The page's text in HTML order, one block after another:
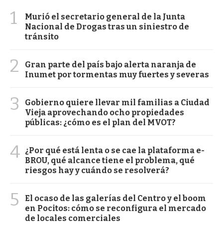
1
Murió el secretario general de la Junta
Nacional de Drogas tras un siniestro de
tránsito
2
Gran parte del país bajo alerta naranja de
Inumet por tormentas muy fuertes y severas
3
Gobierno quiere llevar mil familias a Ciudad
Vieja aprovechando ocho propiedades
públicas: ¿cómo es el plan del MVOT?
4 ¿Por qué está lenta o se cae la plataforma e-
BROU, qué alcance tiene el problema, qué
riesgos hay y cuándo se resolverá?
5
El ocaso de las galerías del Centro y el boom
en Pocitos: cómo se reconfigura el mercado
de locales comerciales